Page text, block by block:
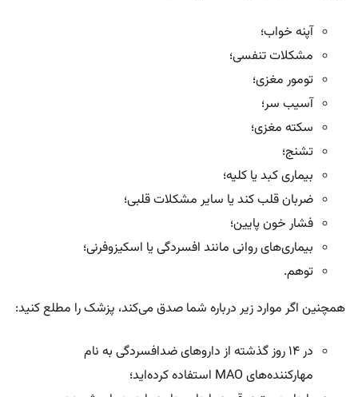
آپنه خواب؛
مشکلات تنفسی؛
تومور مغزی؛
آسیب سر؛
سکته مغزی؛
تشنج؛
بیماری کبد یا کلیه؛
ضربان قلب کند یا سایر مشکلات قلبی؛
فشار خون پایین؛
بیماری‌های روانی مانند افسردگی یا اسکیزوفرنی؛
توهم.
همچنین اگر موارد زیر درباره شما صدق می‌کند، پزشک را مطلع کنید:
در ۱۴ روز گذشته از داروهای ضدافسردگی به نام
مهارکننده‌های MAO استفاده کرده‌اید؛